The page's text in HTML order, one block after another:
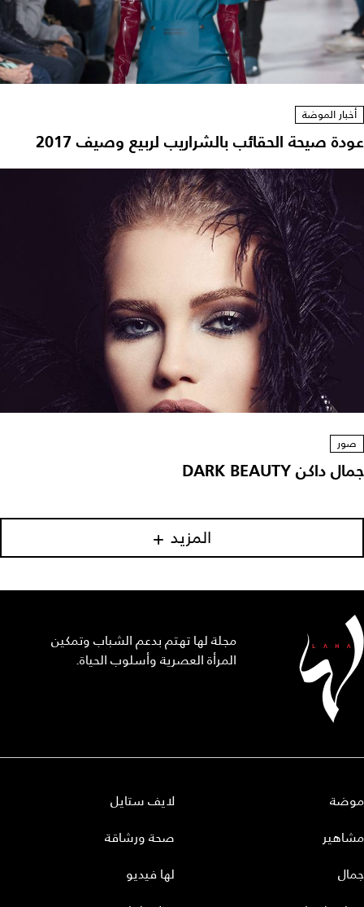
أخبار الموضة
عودة صيحة الحقائب بالشراريب لربيع وصيف 2017
صور
جمال داكن DARK BEAUTY
المزيد
مجلة لها تهتم بدعم الشباب وتمكين
المرأة العصرية وأسلوب الحياة.
موضة
مشاهير
جمال
لايف ستايل
صحة ورشاقة
لها فيديو